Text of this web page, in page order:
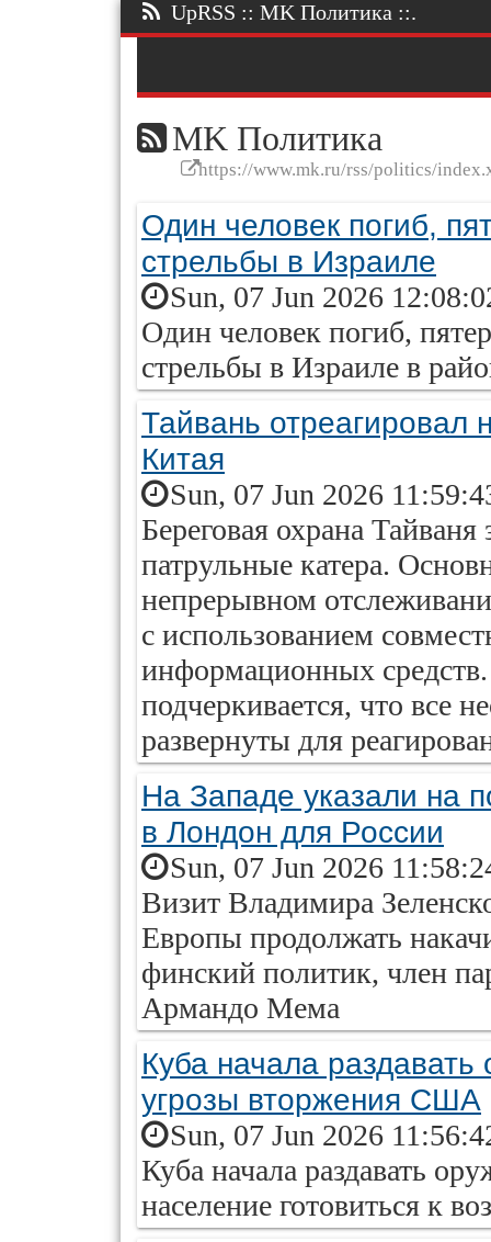
UpRSS :: MK Политика ::.
MK Политика
https://www.mk.ru/rss/politics/
Один человек погиб,
стрельбы в Израиле
Sun, 07 Jun 2026
Один человек погиб,
стрельбы в Израиле в
Тайвань отреагировал
Китая
Sun, 07 Jun 2026
Береговая охрана Тайваня
патрульные катера.
непрерывном
с использованием
информационных
подчеркивается, что все
развернуты для
На Западе указали на
в Лондон для России
Sun, 07 Jun 2026
Визит Владимира
Европы продолжать
финский политик, член
Армандо Мема
Куба начала
угрозы вторжения США
Sun, 07 Jun 2026
Куба начала раздавать
население готовиться к